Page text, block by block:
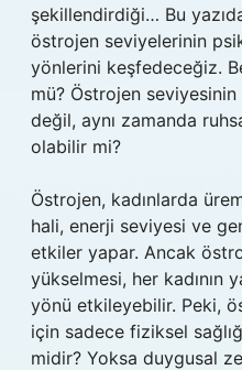
şekillendirdiği… Bu
östrojen seviyelerinin
yönlerini keşfedeceğiz.
mü? Östrojen
değil, aynı zamanda
olabilir mi?
Östrojen, kadınlarda
hali, enerji seviyesi ve
etkiler yapar. Ancak
yükselmesi, her kadının
yönü etkileyebilir. Peki,
için sadece fiziksel
midir? Yoksa duygusal